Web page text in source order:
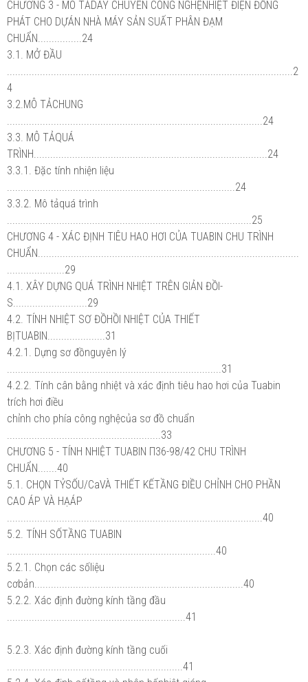
CHƯƠNG 3 - MÔ TẢDÂY CHUYỂN CÔNG NGHỆNHIỆT ĐIỆN ĐỒNG
PHÁT CHO DỰÁN NHÀ MÁY SẢN SUẤT PHÂN ĐẠM
CHUẨN................24
3.1. MỞ ĐẦU
........................................................................................................2
4
3.2.MÔ TẢCHUNG
.............................................................................................24
3.3. MÔ TẢQUÁ
TRÌNH.....................................................................................24
3.3.1. Đặc tính nhiện liệu
...................................................................................24
3.3.2. Mô tảquá trình
.........................................................................................25
CHƯƠNG 4 - XÁC ĐỊNH TIÊU HAO HƠI CỦA TUABIN CHU TRÌNH
CHUẨN...............................................................................................
.....................29
4.1. XÂY DỰNG QUÁ TRÌNH NHIỆT TRÊN GIẢN ĐỒI-
S...........................29
4.2. TÍNH NHIỆT SƠ ĐỒHỒI NHIỆT CỦA THIẾT
BỊTUABIN.....................31
4.2.1. Dựng sơ đồnguyên lý
..............................................................................31
4.2.2. Tính cân bằng nhiệt và xác định tiêu hao hơi của Tuabin
trích hơi điều
chỉnh cho phía công nghệcủa sơ đồ chuẩn
........................................................33
CHƯƠNG 5 - TÍNH NHIỆT TUABIN Π36-98/42 CHU TRÌNH
CHUẨN.......40
5.1. CHỌN TỶSỐU/CaVÀ THIẾT KẾTẦNG ĐIỀU CHỈNH CHO PHẦN
CAO ÁP VÀ HẠÁP
.............................................................................................40
5.2. TÍNH SỐTẦNG TUABIN
............................................................................40
5.2.1. Chọn các sốliệu
cơbản............................................................................40
5.2.2. Xác định đường kính tầng đầu
.................................................................41
5.2.3. Xác định đường kính tầng cuối
................................................................41